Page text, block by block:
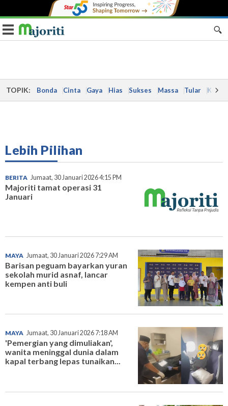
Toggle navigation
TOPIK: Bonda Cinta Gaya Hias Sukses Massa Tular Kes
Lebih Pilihan
BERITA Jumaat, 30 Januari 2026 4:15 PM
Majoriti tamat operasi 31
Januari
MAYA Jumaat, 30 Januari 2026 7:29 AM
Barisan peguam bayarkan yuran
sekolah murid asnaf, lancar
kempen anti buli
MAYA Jumaat, 30 Januari 2026 7:18 AM
'Pemergian yang dimuliakan',
wanita meninggal dunia dalam
kapal terbang lepas tunaikan...